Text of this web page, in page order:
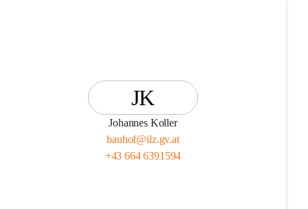
JK
Johannes Koller
bauhof@ilz.gv.at
+43 664 6391594